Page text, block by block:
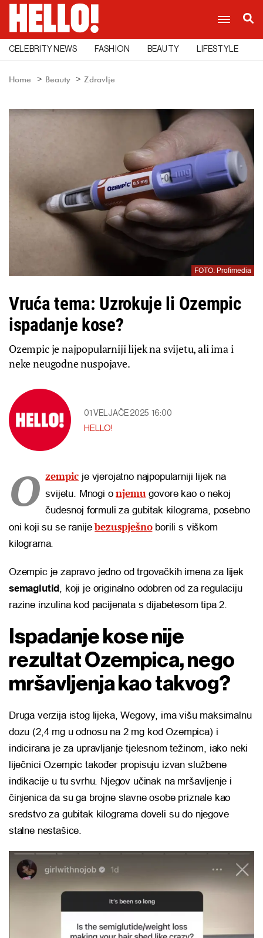
CELEBRITY NEWS FASHION BEAUTY LIFESTYLE
Home Beauty Zdravlje
FOTO: Profimedia
Vruća tema: Uzrokuje li Ozempic
ispadanje kose?
Ozempic je najpopularniji lijek na svijetu, ali ima i
neke neugodne nuspojave.
01 VELJAČE 2025 16:00
HELLO!
O zempic je vjerojatno najpopularniji lijek na
svijetu. Mnogi onjemugovore kao o nekoj
čudesnoj formuli za gubitak kilograma, posebno
oni koji su se ranijebezuspješnoborili s viškom
kilograma.
Ozempic je zapravo jedno od trgovačkih imena za lijek
semaglutid, koji je originalno odobren od za regulaciju
razine inzulina kod pacijenata s dijabetesom tipa 2.
Ispadanje kose nije
rezultat Ozempica, nego
mršavljenja kao takvog?
Druga verzija istog lijeka, Wegovy, ima višu maksimalnu
dozu (2,4 mg u odnosu na 2 mg kod Ozempica) i
indicirana je za upravljanje tjelesnom težinom, iako neki
liječnici Ozempic također propisuju izvan službene
indikacije u tu svrhu. Njegov učinak na mršavljenje i
činjenica da su ga brojne slavne osobe priznale kao
sredstvo za gubitak kilograma doveli su do njegove
stalne nestašice.